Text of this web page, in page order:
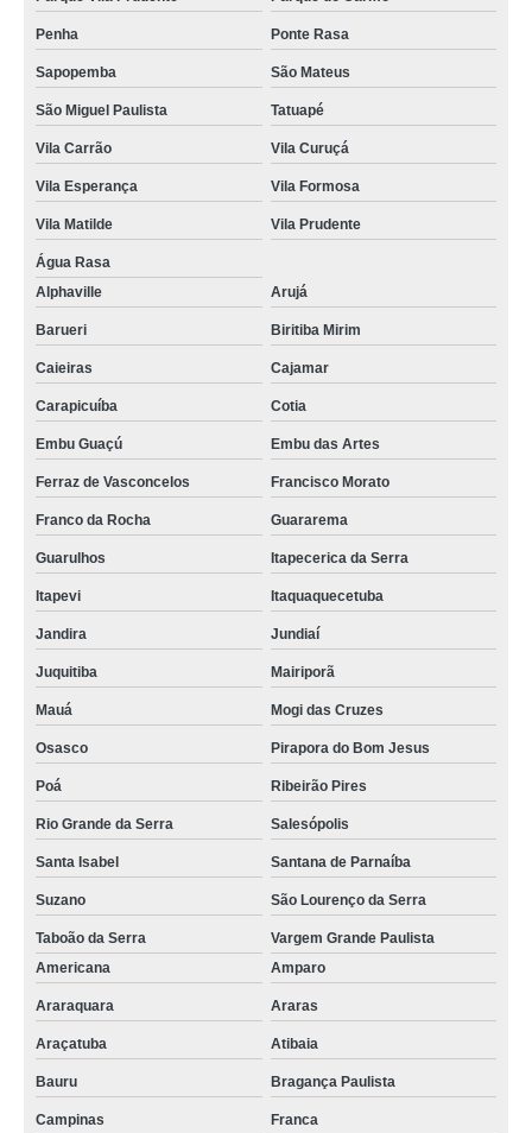
serviço de termografia por infravermelho Guarulhos
termografia edifícios Jardins
Penha Ponte Rasa
Sapopemba São Mateus
São Miguel Paulista Tatuapé
Vila Carrão Vila Curuçá
Vila Esperança Vila Formosa
Vila Matilde Vila Prudente
Água Rasa
Alphaville
Arujá
Barueri Biritiba Mirim
Caieiras Cajamar
Carapicuíba Cotia
Embu Guaçú Embu das Artes
Ferraz de Vasconcelos Francisco Morato
Franco da Rocha Guararema
Guarulhos Itapecerica da Serra
Itapevi Itaquaquecetuba
Jandira Jundiaí
Juquitiba Mairiporã
Mauá Mogi das Cruzes
Osasco Pirapora do Bom Jesus
Poá Ribeirão Pires
Rio Grande da Serra Salesópolis
Santa Isabel Santana de Parnaíba
Suzano São Lourenço da Serra
Taboão da Serra
Vargem Grande Paulista
Americana
Amparo
Araraquara Araras
Araçatuba Atibaia
Bauru Bragança Paulista
Campinas Franca